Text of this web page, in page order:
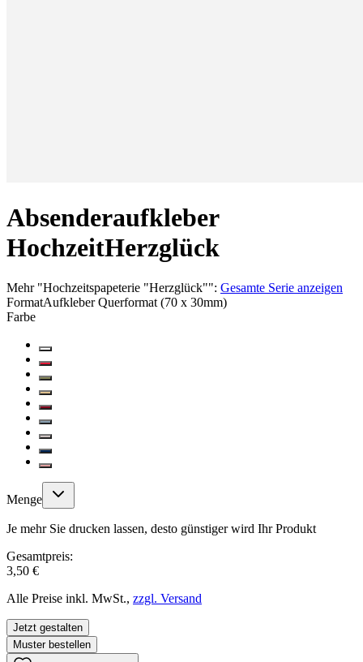
Absenderaufkleber
HochzeitHerzglück
Mehr"Hochzeitspapeterie "Herzglück"": Gesamte Serie anzeigen
FormatAufkleber Querformat (70 x 30mm)
Farbe
Menge
Je mehr Sie drucken lassen, desto günstiger wird Ihr Produkt
Gesamtpreis:
3,50 €
Alle Preise inkl. MwSt., zzgl. Versand
Jetzt gestalten
Muster bestellen